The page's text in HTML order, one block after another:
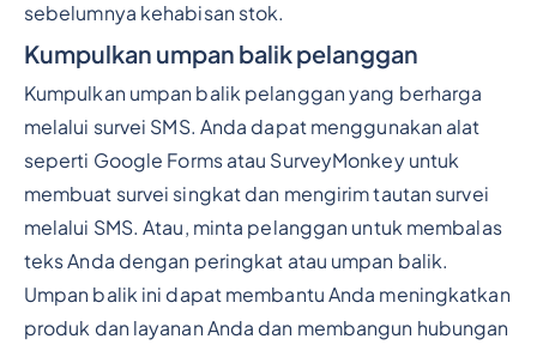
sebelumnya kehabisan stok.
Kumpulkan umpan balik pelanggan
Kumpulkan umpan balik pelanggan yang berharga
melalui survei SMS. Anda dapat menggunakan alat
seperti Google Forms atau SurveyMonkey untuk
membuat survei singkat dan mengirim tautan survei
melalui SMS. Atau, minta pelanggan untuk membalas
teks Anda dengan peringkat atau umpan balik.
Umpan balik ini dapat membantu Anda meningkatkan
produk dan layanan Anda dan membangun hubungan